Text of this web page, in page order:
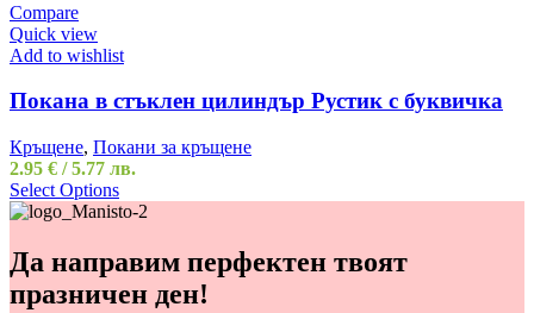
Compare
Quick view
Add to wishlist
Покана в стъклен цилиндър Рустик с буквичка
Кръщене, Покани за кръщене
2.95 € / 5.77 лв.
Select Options
Да направим перфектен твоят
празничен ден!